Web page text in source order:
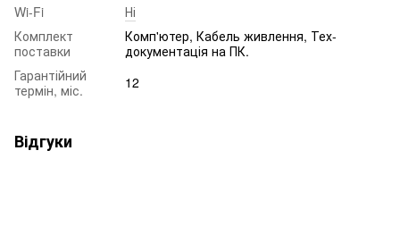
Wi-Fi
Ні
Комплект
поставки
Комп'ютер, Кабель живлення, Тех-
документація на ПК.
Гарантійний
термін, міс.
12
Відгуки